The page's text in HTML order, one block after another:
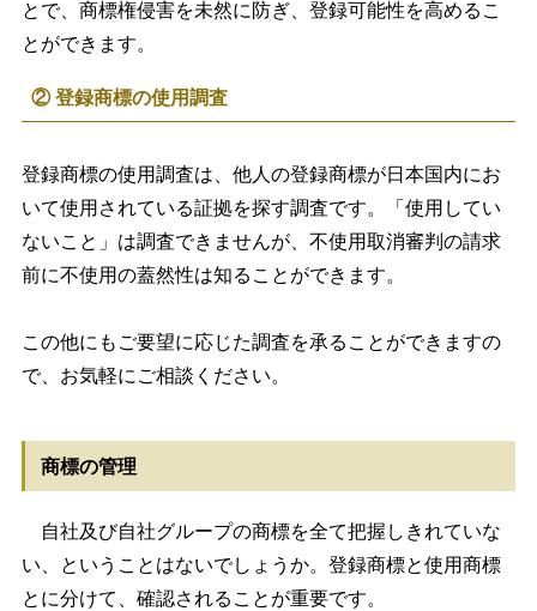
とで、商標権侵害を未然に防ぎ、登録可能性を高めるこ
とができます。
② 登録商標の使用調査
登録商標の使用調査は、他人の登録商標が日本国内にお
いて使用されている証拠を探す調査です。「使用してい
ないこと」は調査できませんが、不使用取消審判の請求
前に不使用の蓋然性は知ることができます。
この他にもご要望に応じた調査を承ることができますの
で、お気軽にご相談ください。
商標の管理
自社及び自社グループの商標を全て把握しきれていな
い、ということはないでしょうか。登録商標と使用商標
とに分けて、確認されることが重要です。